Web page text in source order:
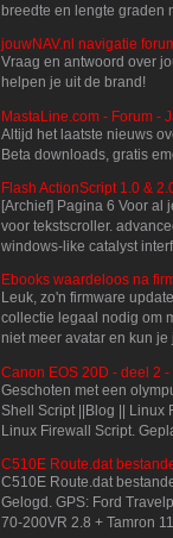
breedte en lengte graden
jouwNAV.nl navigatie
Vraag en antwoord over
helpen je uit de brand!
MastaLine.com - Forum -
Altijd het laatste nieuws
Beta downloads, gratis
Flash ActionScript 1.0 &
[Archief] Pagina 6 Voor al
voor tekstscroller.
windows-like catalyst
Ebooks waardeloos na
Leuk, zo'n firmware
collectie legaal nodig om
niet meer avatar en kun
Canon EOS 20D - deel 2
Geschoten met een
Shell Script ||Blog || Linux
Linux Firewall Script.
C510E Route.dat
C510E Route.dat
Gelogd. GPS: Ford
70-200VR 2.8 + Tamron